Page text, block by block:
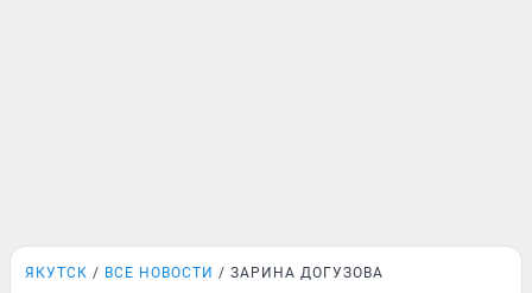
ЯКУТСК ВСЕ НОВОСТИ ЗАРИНА ДОГУЗОВА